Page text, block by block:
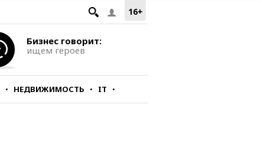
16+
Бизнес говорит:
ищем героев
НЕДВИЖИМОСТЬ IT